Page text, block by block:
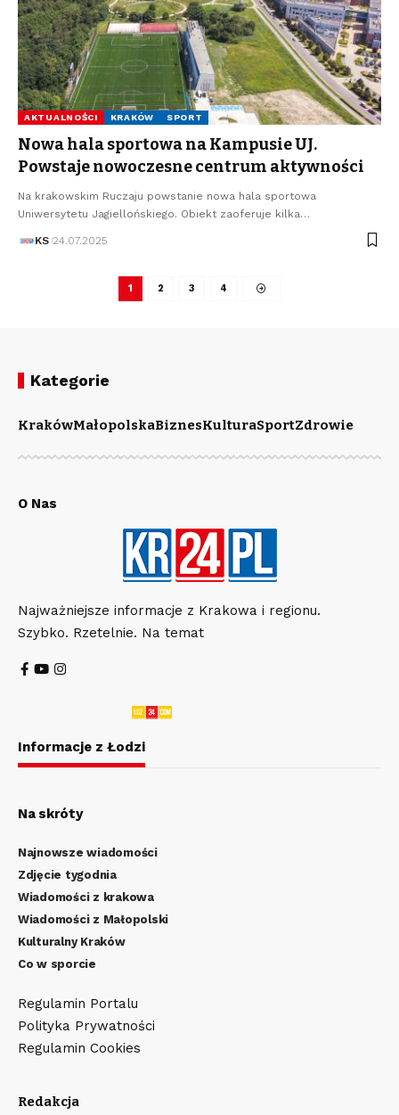
AKTUALNOŚCI KRAKÓW SPORT
Nowa hala sportowa na Kampusie UJ.
Powstaje nowoczesne centrum aktywności
Na krakowskim Ruczaju powstanie nowa hala sportowa
Uniwersytetu Jagiellońskiego. Obiekt zaoferuje kilka…
KS 24.07.2025
1 2 3 4
Kategorie
KrakówMałopolskaBiznesKulturaSportZdrowie
O Nas
Najważniejsze informacje z Krakowa i regionu.
Szybko. Rzetelnie. Na temat
Informacje z Łodzi
Na skróty
Najnowsze wiadomości
Zdjęcie tygodnia
Wiadomości z krakowa
Wiadomości z Małopolski
Kulturalny Kraków
Co w sporcie
Regulamin Portalu
Polityka Prywatności
Regulamin Cookies
Redakcja